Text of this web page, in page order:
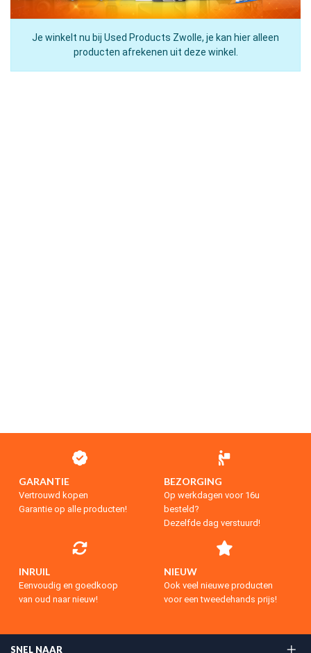
Je winkelt nu bij Used Products Zwolle, je kan hier alleen
producten afrekenen uit deze winkel.
GARANTIE
Vertrouwd kopen
Garantie op alle producten!
BEZORGING
Op werkdagen voor 16u
besteld?
Dezelfde dag verstuurd!
INRUIL
Eenvoudig en goedkoop
van oud naar nieuw!
NIEUW
Ook veel nieuwe producten
voor een tweedehands prijs!
SNEL NAAR